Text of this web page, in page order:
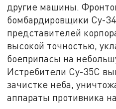
другие машины.
бомбардировщики Су-
представителей
высокой точностью,
боеприпасы на
Истребители Су-35С
зачистке неба,
аппараты противника